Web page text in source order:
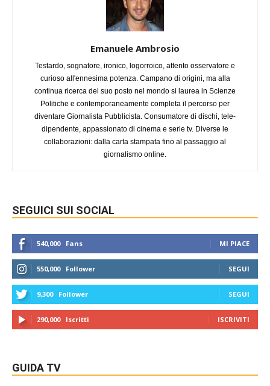
Emanuele Ambrosio
Testardo, sognatore, ironico, logorroico, attento osservatore e
curioso all'ennesima potenza. Campano di origini, ma alla
continua ricerca del suo posto nel mondo si laurea in Scienze
Politiche e contemporaneamente completa il percorso per
diventare Giornalista Pubblicista. Consumatore di dischi, tele-
dipendente, appassionato di cinema e serie tv. Diverse le
collaborazioni: dalla carta stampata fino al passaggio al
giornalismo online.
SEGUICI SUI SOCIAL
540,000 Fans MI PIACE
550,000 Follower SEGUI
9,300 Follower SEGUI
290,000 Iscritti ISCRIVITI
GUIDA TV